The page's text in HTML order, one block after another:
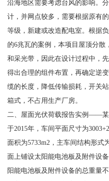
沿海地区需要考虑台风的影响。
计，并网点较多，需要根据原有
等级，新建或改造配电室。根据
的6兆瓦的案例，本项目屋顶分
和采光带，因此在设计过程中，
得出合理的组件布置，再确定逆
缆的长度，降低传输损耗，开关
箱式，不占用生产厂房。
二、屋面光伏荷载报告实例——
于2015年，车间平面尺寸为
面积为5733m2，主车间结构形式
面上铺设太阳能电池板及附件设
阳能电池板及附件设备的总重量